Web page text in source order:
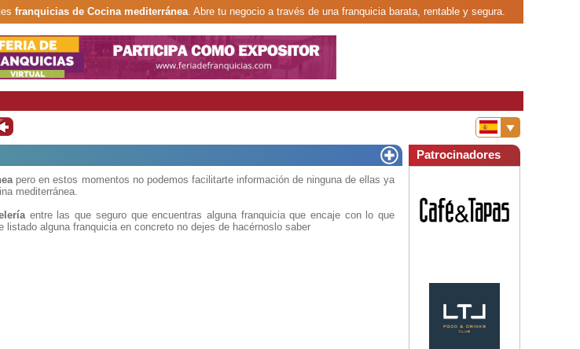
franquicias de Cocina mediterránea. Abre tu negocio a través de una franquicia barata, rentable y segura.
pero en estos momentos no podemos facilitarte información de ninguna de ellas ya
mediterránea.
entre las que seguro que encuentras alguna franquicia que encaje con lo que
alguna franquicia en concreto no dejes de hacérnoslo saber
Patrocinadores